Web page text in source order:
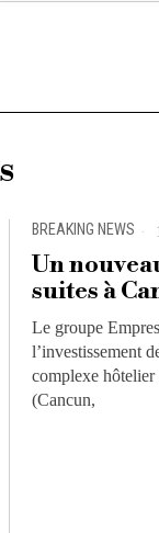
BREAKING NEWS
Un
suites à
Le groupe
l’investissement
complexe
(Cancun,